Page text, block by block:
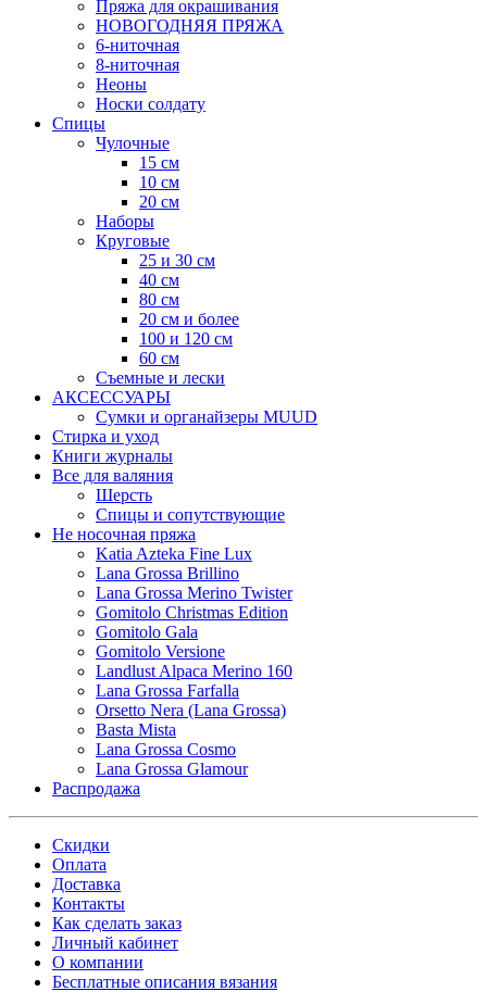
Пряжа для окрашивания
НОВОГОДНЯЯ ПРЯЖА
6-ниточная
8-ниточная
Неоны
Носки солдату
Спицы
Чулочные
15 см
10 см
20 см
Наборы
Круговые
25 и 30 см
40 см
80 см
20 см и более
100 и 120 см
60 см
Съемные и лески
АКСЕССУАРЫ
Сумки и органайзеры MUUD
Стирка и уход
Книги журналы
Все для валяния
Шерсть
Спицы и сопутствующие
Не носочная пряжа
Katia Azteka Fine Lux
Lana Grossa Brillino
Lana Grossa Merino Twister
Gomitolo Christmas Edition
Gomitolo Gala
Gomitolo Versione
Landlust Alpaca Merino 160
Lana Grossa Farfalla
Orsetto Nera (Lana Grossa)
Basta Mista
Lana Grossa Cosmo
Lana Grossa Glamour
Распродажа
Скидки
Оплата
Доставка
Контакты
Как сделать заказ
Личный кабинет
О компании
Бесплатные описания вязания